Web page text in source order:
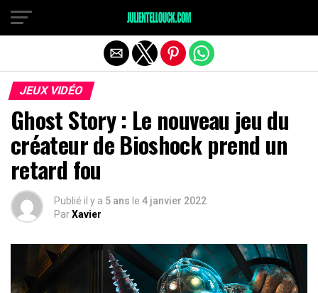
JEUX VIDÉO
Ghost Story : Le nouveau jeu du
créateur de Bioshock prend un
retard fou
Publié il y a 5 ans le 4 janvier 2022
ParXavier